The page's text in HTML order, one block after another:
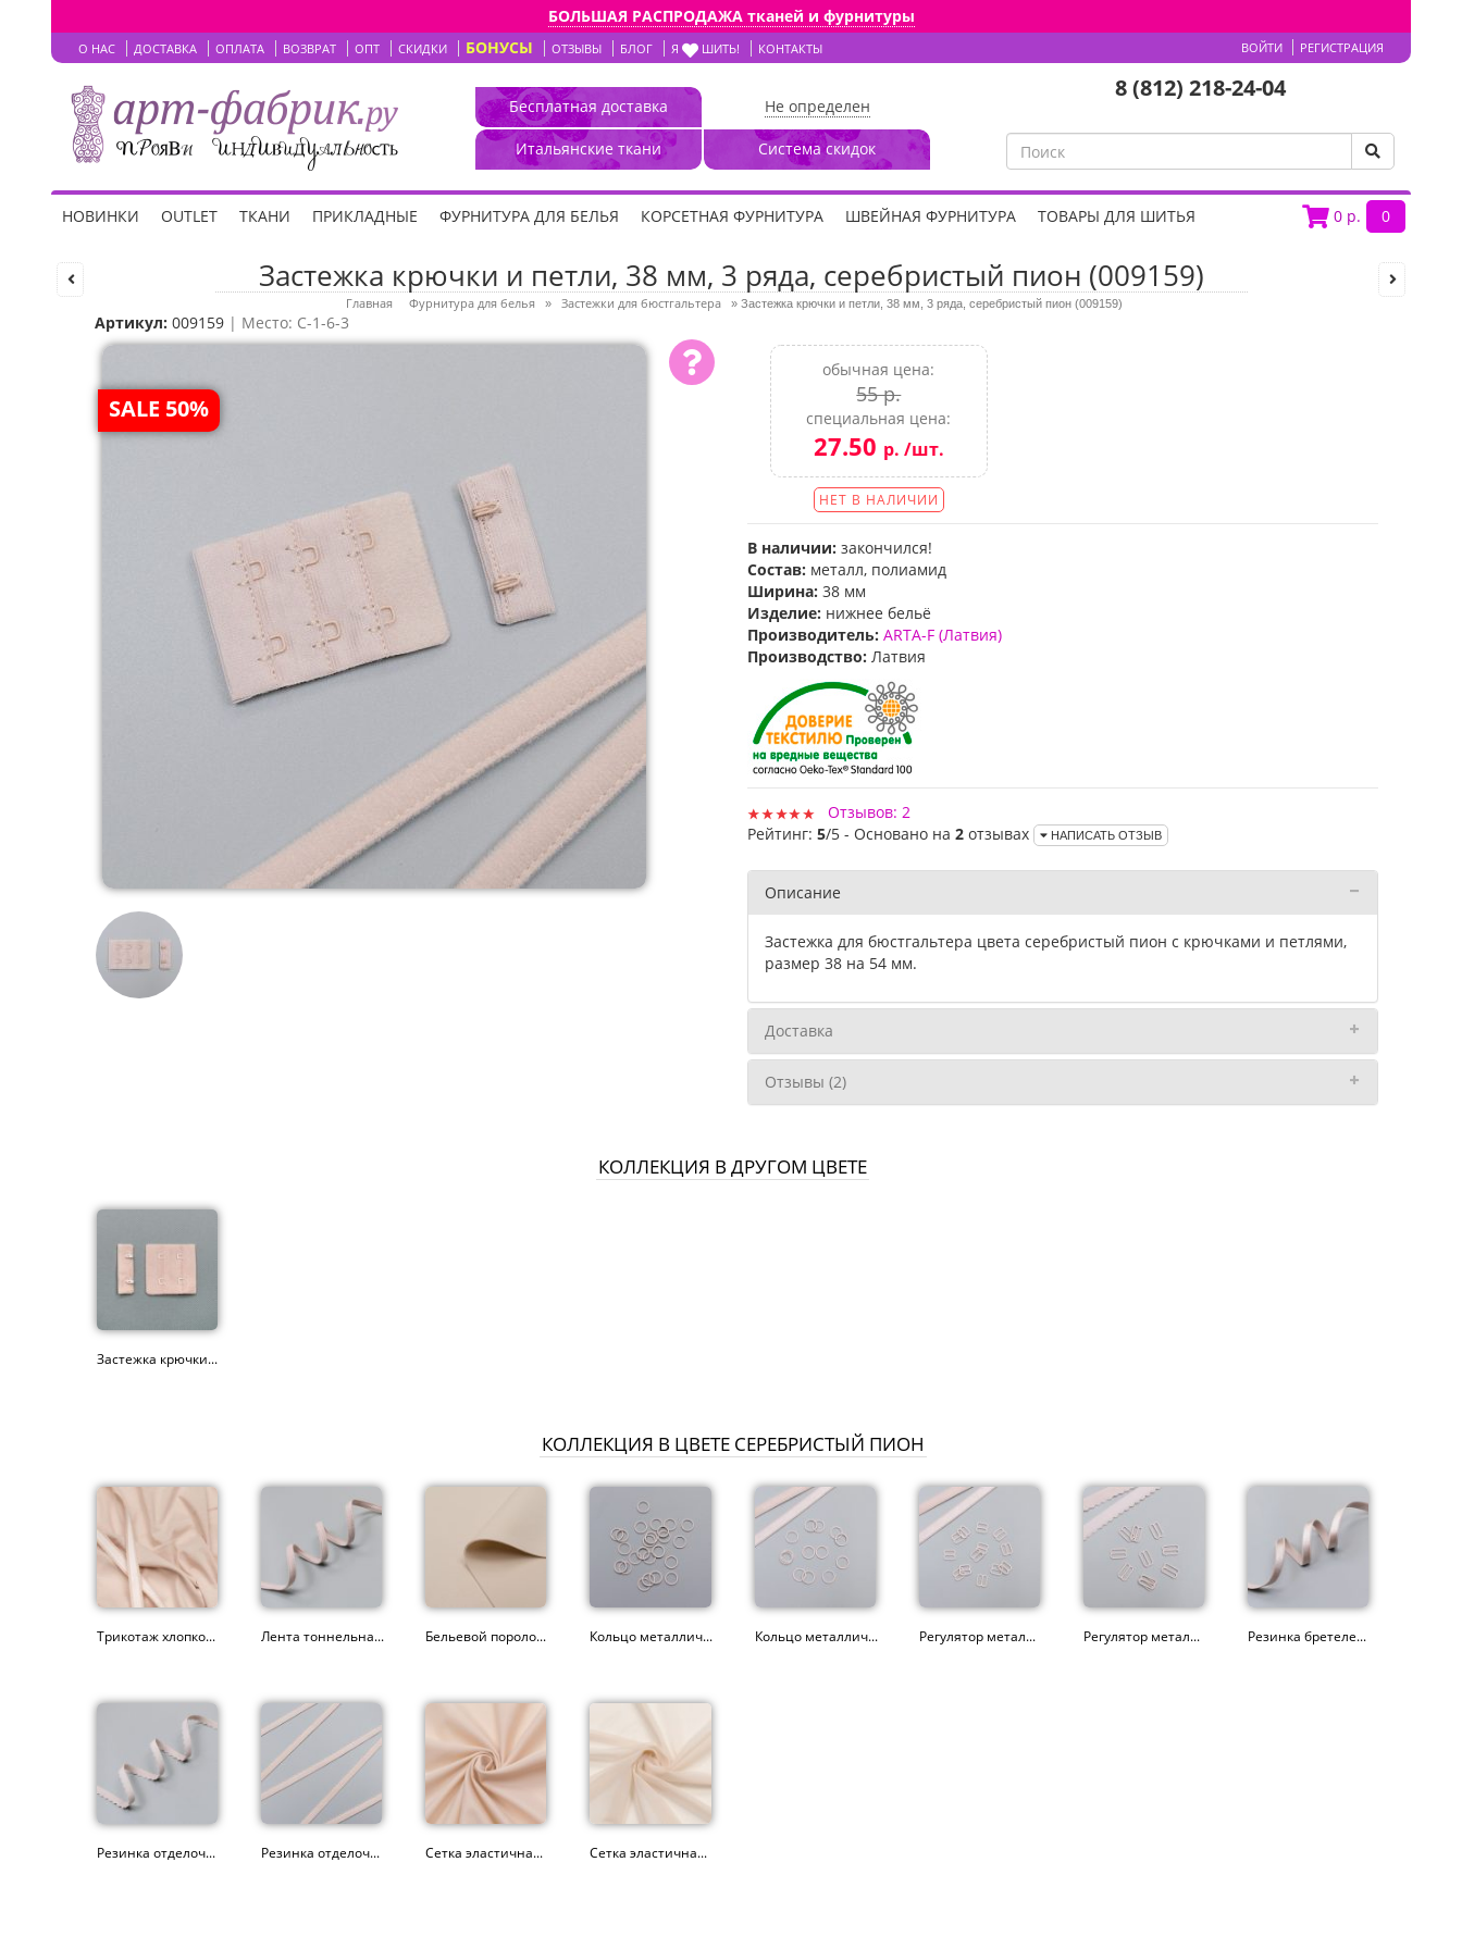
БОЛЬШАЯ РАСПРОДАЖА тканей и фурнитуры
О НАС ДОСТАВКА ОПЛАТА ВОЗВРАТ ОПТ СКИДКИ БОНУСЫ ОТЗЫВЫ БЛОГ Я ШИТЬ! КОНТАКТЫ ВОЙТИ РЕГИСТРАЦИЯ
Бесплатная доставка
Итальянские ткани
Не определен
Система скидок
8 (812) 218-24-04
0 р. 0
НОВИНКИ OUTLET ТКАНИ ПРИКЛАДНЫЕ ФУРНИТУРА ДЛЯ БЕЛЬЯ КОРСЕТНАЯ ФУРНИТУРА ШВЕЙНАЯ ФУРНИТУРА ТОВАРЫ ДЛЯ ШИТЬЯ
Застежка крючки и петли, 38 мм, 3 ряда, серебристый пион (009159)
Главная Фурнитура для белья » Застежки для бюстгальтера » Застежка крючки и петли, 38 мм, 3 ряда, серебристый пион (009159)
Артикул: 009159 | Место: C-1-6-3
SALE 50%
обычная цена:
55 р.
специальная цена:
27.50 р. /шт.
НЕТ В НАЛИЧИИ
В наличии: закончился!
Состав: металл, полиамид
Ширина: 38 мм
Изделие: нижнее бельё
Производитель: ARTA-F (Латвия)
Производство: Латвия
Отзывов: 2
Рейтинг: 5/5 - Основано на 2 отзывах НАПИСАТЬ ОТЗЫВ
Описание
Застежка для бюстгальтера цвета серебристый пион с крючками и петлями,
размер 38 на 54 мм.
Доставка
Отзывы (2)
КОЛЛЕКЦИЯ В ДРУГОМ ЦВЕТЕ
Застежка крючки...
КОЛЛЕКЦИЯ В ЦВЕТЕ СЕРЕБРИСТЫЙ ПИОН
Трикотаж хлопко... Лента тоннельна... Бельевой пороло... Кольцо металлич... Кольцо металлич... Регулятор метал... Регулятор метал... Резинка бретеле...
Резинка отделоч... Резинка отделоч... Сетка эластична... Сетка эластична...